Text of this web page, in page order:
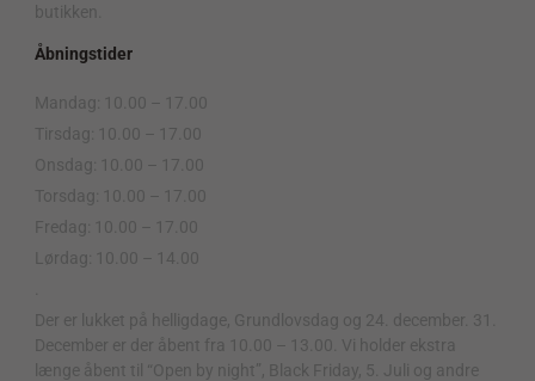
butikken.
Åbningstider
Mandag: 10.00 – 17.00
Tirsdag: 10.00 – 17.00
Onsdag: 10.00 – 17.00
Torsdag: 10.00 – 17.00
Fredag: 10.00 – 17.00
Lørdag: 10.00 – 14.00
Der er lukket på helligdage, Grundlovsdag og 24. december. 31.
December er der åbent fra 10.00 – 13.00. Vi holder ekstra
længe åbent til “Open by night”, Black Friday, 5. Juli og andre